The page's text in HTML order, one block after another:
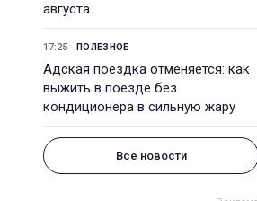
августа
17:25 ПОЛЕЗНОЕ
Адская поездка отменяется: как
выжить в поезде без
кондиционера в сильную жару
Все новости